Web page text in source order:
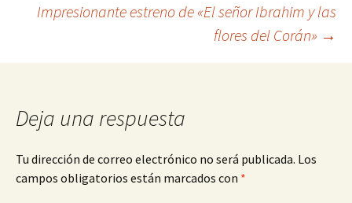
de
entradas
Impresionante estreno de «El señor Ibrahim y las
flores del Corán» →
Deja una respuesta
Tu dirección de correo electrónico no será publicada. Los
campos obligatorios están marcados con *